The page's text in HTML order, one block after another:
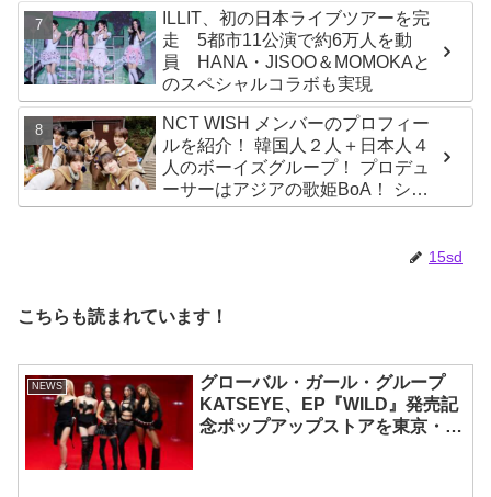
ILLIT、初の日本ライブツアーを完
走 5都市11公演で約6万人を動
員 HANA・JISOO＆MOMOKAと
のスペシャルコラボも実現
NCT WISH メンバーのプロフィー
ルを紹介！ 韓国人２人＋日本人４
人のボーイズグループ！ プロデュ
ーサーはアジアの歌姫BoA！ シオ
ン、ジェヒ、リク、ユウシ、リョ
15sd
こちらも読まれています！
NEWS
グローバル・ガール・グループ
KATSEYE、EP『WILD』発売記
念ポップアップストアを東京・原